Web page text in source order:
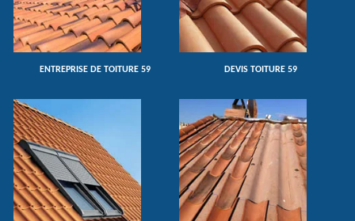
ENTREPRISE DE TOITURE 59 DEVIS TOITURE 59